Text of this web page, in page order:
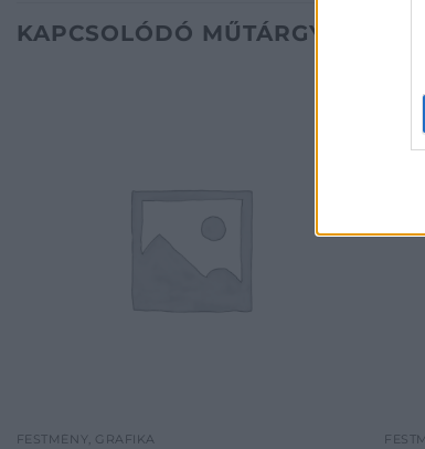
KAPCSOLÓDÓ MŰTÁRGYAK
FESTMÉNY, GRAFIKA